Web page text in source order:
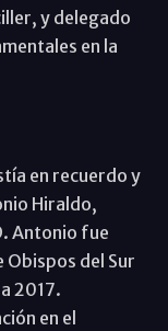
y delegado
en la
en recuerdo y
Hiraldo,
Antonio fue
Obispos del Sur
2017.
en el